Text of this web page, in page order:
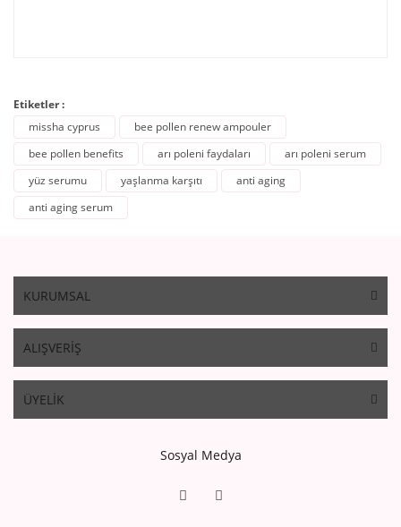
Etiketler :
missha cyprus
bee pollen renew ampouler
bee pollen benefits
arı poleni faydaları
arı poleni serum
yüz serumu
yaşlanma karşıtı
anti aging
anti aging serum
KURUMSAL
ALIŞVERİŞ
ÜYELİK
Sosyal Medya